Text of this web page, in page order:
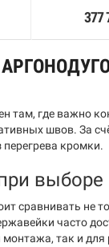
377
там, где важно
швов. За
кромки.
выборе
сравнивать не
часто
так и